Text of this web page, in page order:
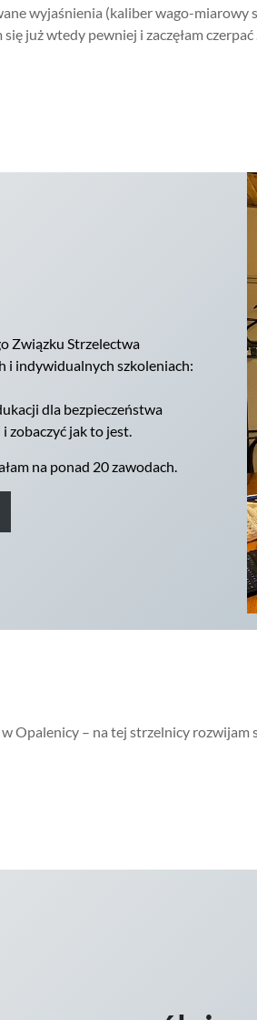
wyjaśnienia (kaliber wago-
już wtedy pewniej i zaczęłam
Związku Strzelectwa
i indywidualnych szkoleniach:
dla bezpieczeństwa
zobaczyć jak to jest.
na ponad 20 zawodach.
Opalenicy – na tej strzelnicy